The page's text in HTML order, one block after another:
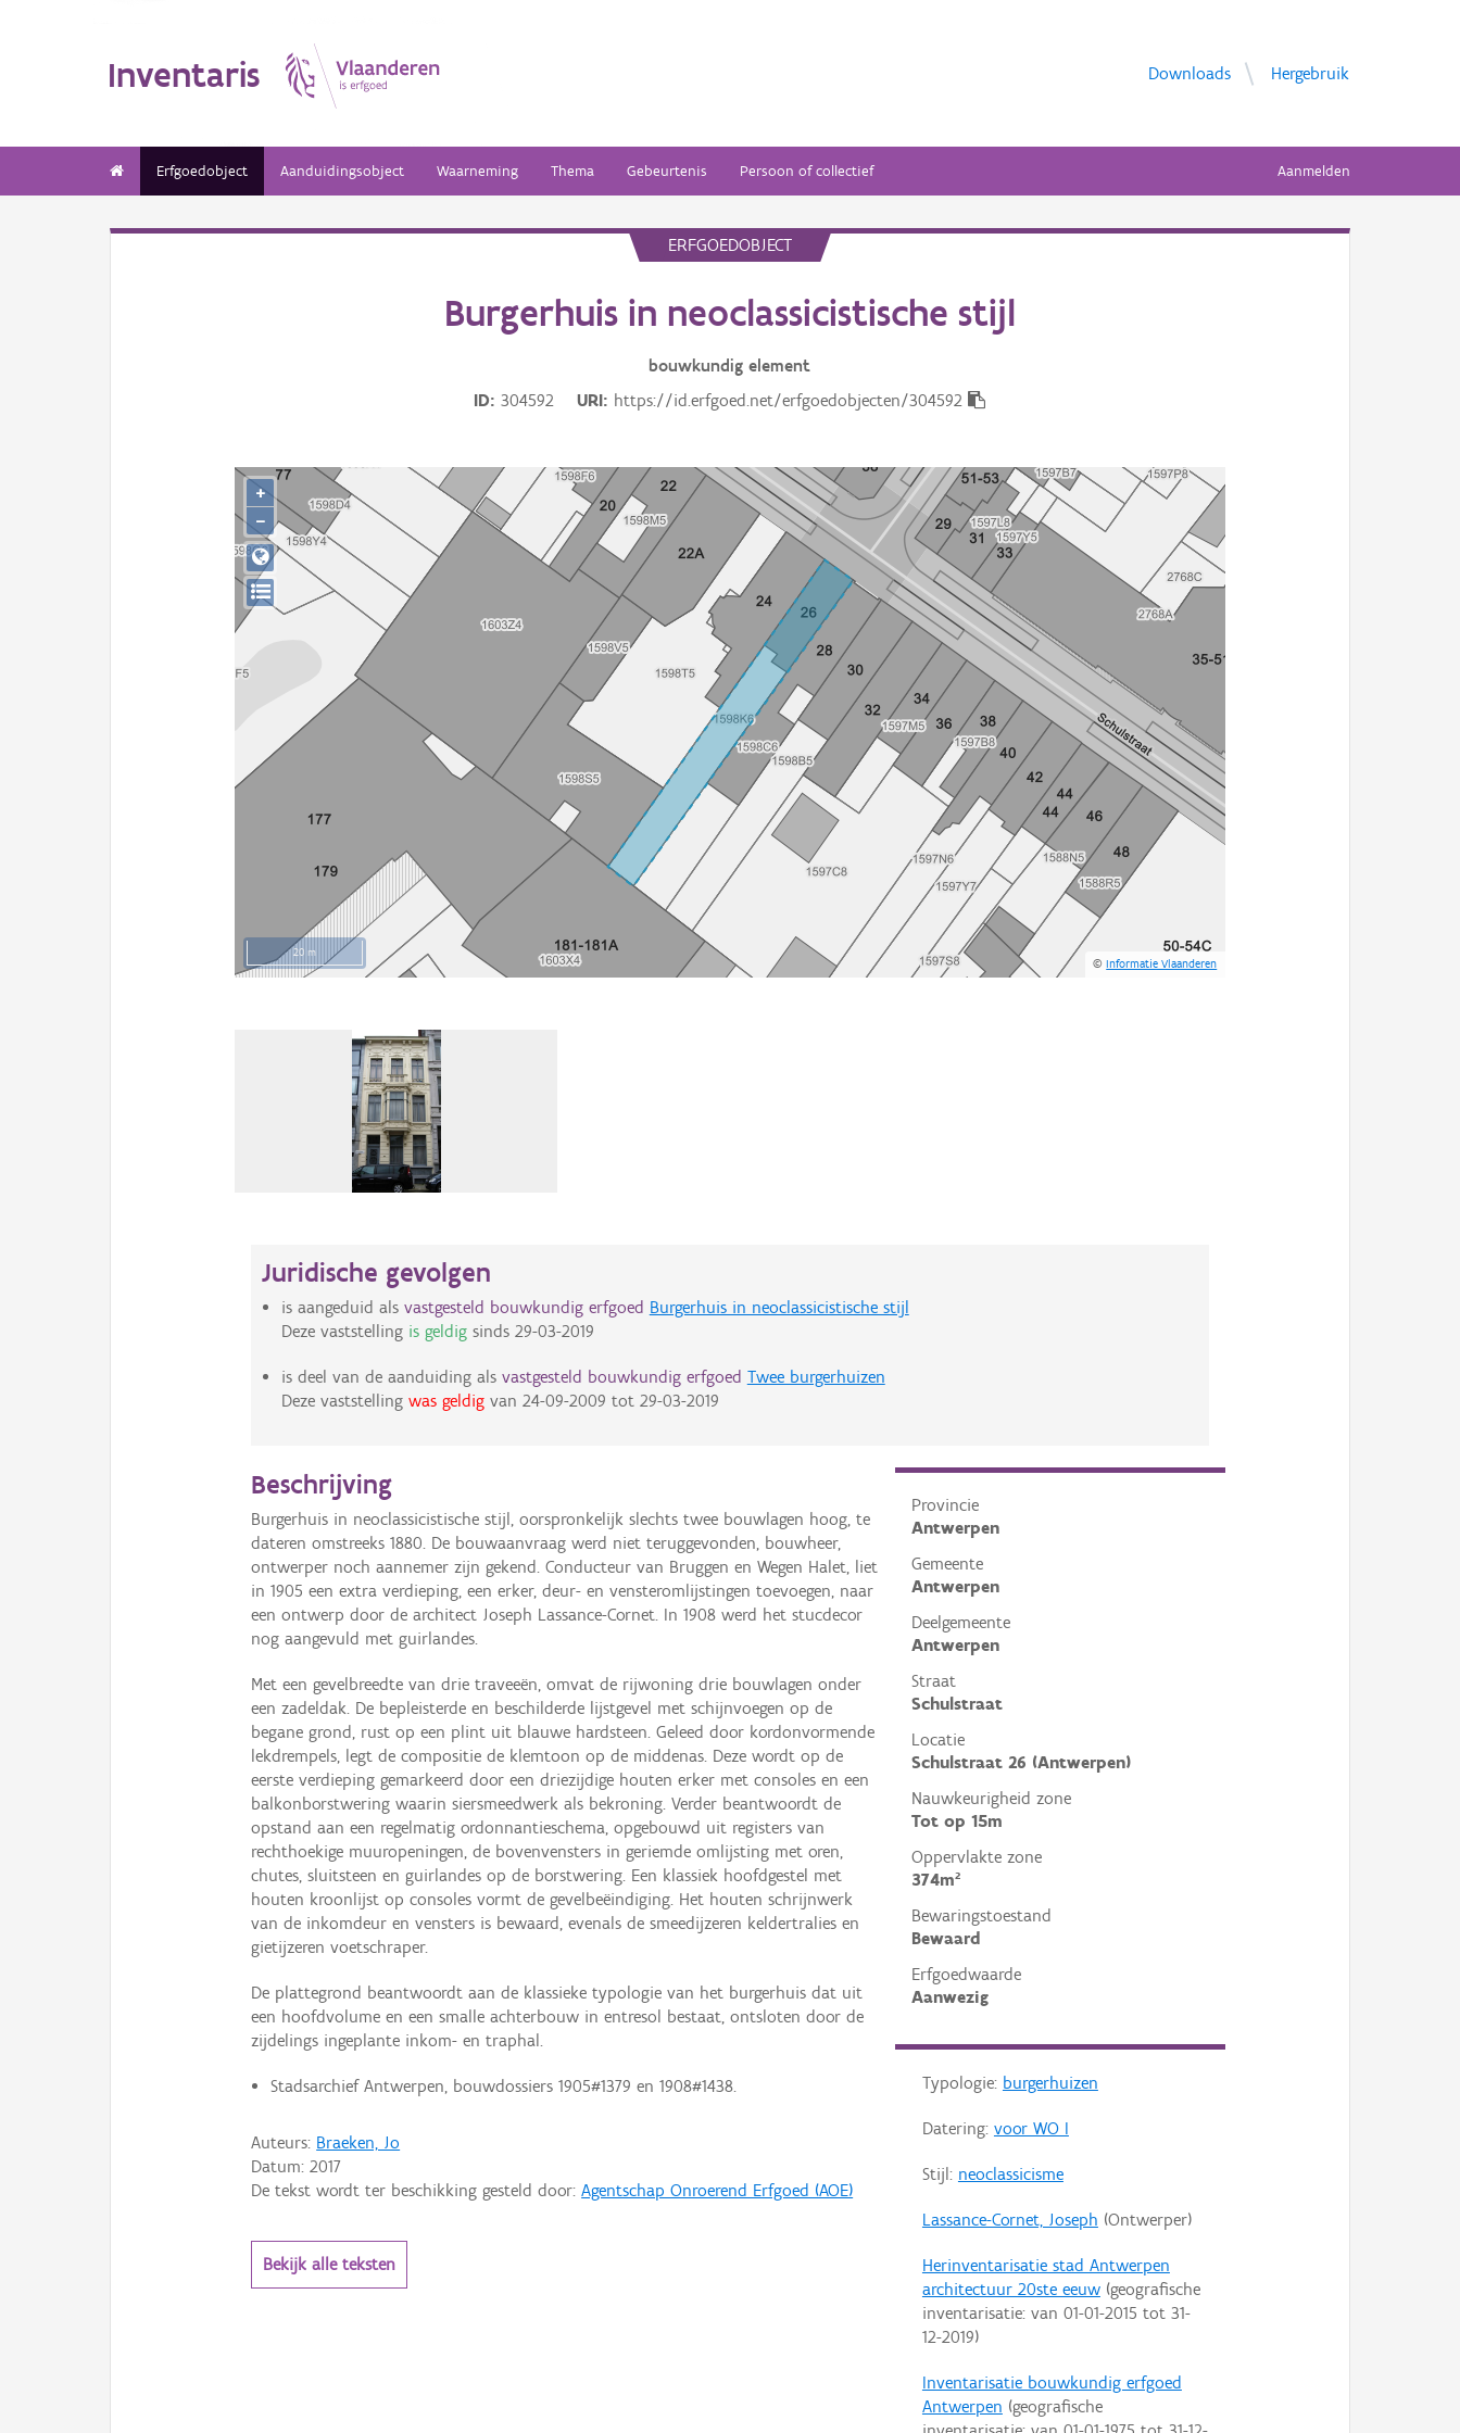
Inventaris Downloads Hergebruik
Erfgoedobject Aanduidingsobject Waarneming Thema Gebeurtenis Persoon of collectief Aanmelden
ERFGOEDOBJECT
Burgerhuis in neoclassicistische stijl
bouwkundig element
ID
304592 URI https://id.erfgoed.net/erfgoedobjecten/304592
20 m
©Informatie Vlaanderen
+
−
Juridische gevolgen
is aangeduid als vastgesteld bouwkundig erfgoed Burgerhuis in neoclassicistische stijl
Deze vaststelling is geldigsinds 29-03-2019
is deel van de aanduiding als vastgesteld bouwkundig erfgoed Twee burgerhuizen
Deze vaststelling was geldigvan 24-09-2009 tot 29-03-2019
Provincie
Antwerpen
Gemeente
Antwerpen
Deelgemeente
Antwerpen
Straat
Schulstraat
Locatie
Schulstraat 26 (Antwerpen)
Nauwkeurigheid zone
Tot op 15m
Oppervlakte zone
374m²
Bewaringstoestand
Bewaard
Erfgoedwaarde
Aanwezig
Typologie: burgerhuizen
Datering: voor WO I
Stijl: neoclassicisme
Lassance-Cornet, Joseph (Ontwerper)
Herinventarisatie stad Antwerpen
architectuur 20ste eeuw(geografische
inventarisatie: van 01-01-2015 tot 31-
12-2019)
Inventarisatie bouwkundig erfgoed
Antwerpen (geografische
Beschrijving
Burgerhuis in neoclassicistische stijl, oorspronkelijk slechts twee bouwlagen hoog, te
dateren omstreeks 1880. De bouwaanvraag werd niet teruggevonden, bouwheer,
ontwerper noch aannemer zijn gekend. Conducteur van Bruggen en Wegen Halet, liet
in 1905 een extra verdieping, een erker, deur- en vensteromlijstingen toevoegen, naar
een ontwerp door de architect Joseph Lassance-Cornet. In 1908 werd het stucdecor
nog aangevuld met guirlandes.
Met een gevelbreedte van drie traveeën, omvat de rijwoning drie bouwlagen onder
een zadeldak. De bepleisterde en beschilderde lijstgevel met schijnvoegen op de
begane grond, rust op een plint uit blauwe hardsteen. Geleed door kordonvormende
lekdrempels, legt de compositie de klemtoon op de middenas. Deze wordt op de
eerste verdieping gemarkeerd door een driezijdige houten erker met consoles en een
balkonborstwering waarin siersmeedwerk als bekroning. Verder beantwoordt de
opstand aan een regelmatig ordonnantieschema, opgebouwd uit registers van
rechthoekige muuropeningen, de bovenvensters in geriemde omlijsting met oren,
chutes, sluitsteen en guirlandes op de borstwering. Een klassiek hoofdgestel met
houten kroonlijst op consoles vormt de gevelbeëindiging. Het houten schrijnwerk
van de inkomdeur en vensters is bewaard, evenals de smeedijzeren keldertralies en
gietijzeren voetschraper.
De plattegrond beantwoordt aan de klassieke typologie van het burgerhuis dat uit
een hoofdvolume en een smalle achterbouw in entresol bestaat, ontsloten door de
zijdelings ingeplante inkom- en traphal.
Stadsarchief Antwerpen, bouwdossiers 1905#1379 en 1908#1438.
Auteurs: Braeken, Jo
Datum:2017
De tekst wordt ter beschikking gesteld door:Agentschap Onroerend Erfgoed (AOE)
Bekijk alle teksten